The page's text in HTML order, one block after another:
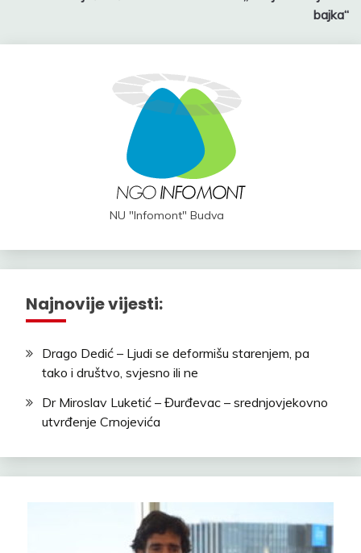
bajka“
NU "Infomont" Budva
Najnovije vijesti:
Drago Dedić – Ljudi se deformišu starenjem, pa
tako i društvo, svjesno ili ne
Dr Miroslav Luketić – Đurđevac – srednjovjekovno
utvrđenje Crnojevića